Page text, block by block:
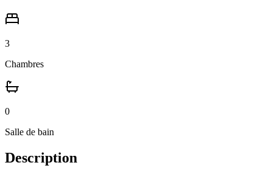
3
Chambres
0
Salle de bain
Description